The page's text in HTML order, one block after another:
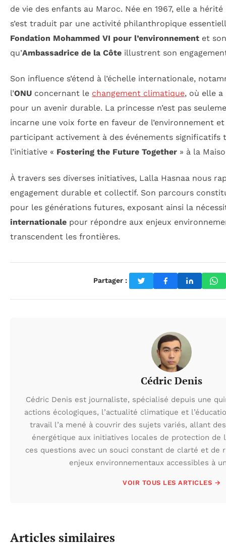
de vie des enfants au Maroc. Née en 1967, elle a
s’est traduit par une activité philanthropique
Fondation Mohammed VI pour l’environnement et
qu’Ambassadrice de la Côte illustrent son
Son influence s’étend à l’échelle internationale,
l’ONU concernant le changement climatique, où elle a
pour un avenir durable. La princesse n’est pas
incarne une voix forte en faveur de l’environnement
participant activement à des événements significatifs
l’initiative « Fostering the Future Together » à la
À travers ses diverses initiatives, Lalla Hasnaa nous
engagement durable et collectif. Son parcours
pour les générations futures, exposant ainsi la
internationale pour répondre aux enjeux
transcendent les frontières.
Partager :
Cédric Denis
Cédric Denis est journaliste, spécialisé depuis une
actions écologiques, l’actualité climatique et
travail l’a mené à couvrir des sujets variés, allant
énergétique aux initiatives locales de protection de
ces questions avec un souci constant de clarté et de
enjeux environnementaux accessibles à
VOIR TOUS LES ARTICLES →
Articles similaires